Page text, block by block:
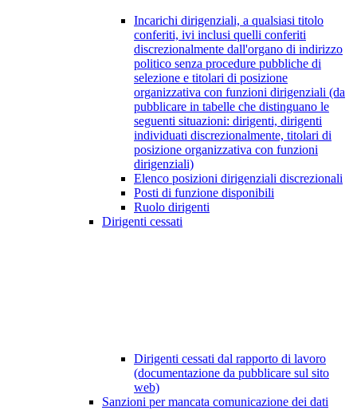
Incarichi dirigenziali, a qualsiasi titolo
conferiti, ivi inclusi quelli conferiti
discrezionalmente dall'organo di indirizzo
politico senza procedure pubbliche di
selezione e titolari di posizione
organizzativa con funzioni dirigenziali (da
pubblicare in tabelle che distinguano le
seguenti situazioni: dirigenti, dirigenti
individuati discrezionalmente, titolari di
posizione organizzativa con funzioni
dirigenziali)
Elenco posizioni dirigenziali discrezionali
Posti di funzione disponibili
Ruolo dirigenti
Dirigenti cessati
Dirigenti cessati dal rapporto di lavoro
(documentazione da pubblicare sul sito
web)
Sanzioni per mancata comunicazione dei dati